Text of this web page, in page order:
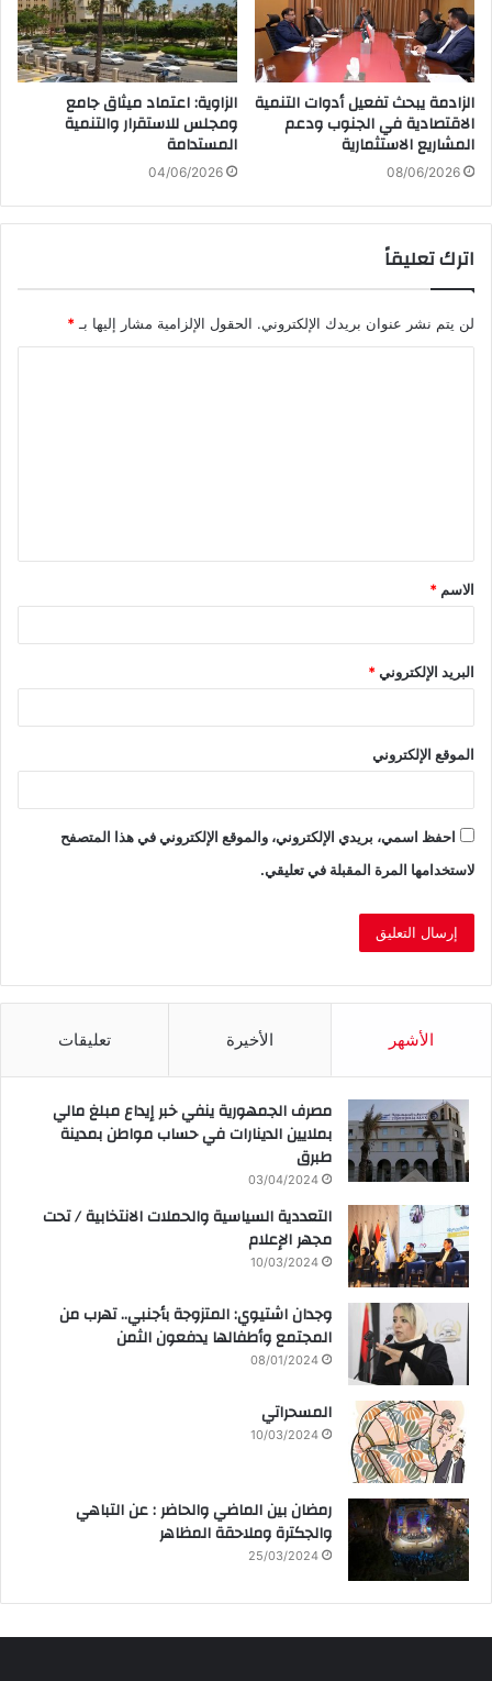
الزادمة يبحث تفعيل أدوات التنمية
الاقتصادية في الجنوب ودعم
المشاريع الاستثمارية
08/06/2026
الزاوية: اعتماد ميثاق جامع
ومجلس للاستقرار والتنمية
المستدامة
04/06/2026
اترك تعليقاً
لن يتم نشر عنوان بريدك الإلكتروني. الحقول الإلزامية مشار إليها بـ *
ق
*
الاسم *
البريد الإلكتروني*
الموقع الإلكتروني
احفظ اسمي، بريدي الإلكتروني، والموقع الإلكتروني في هذا المتصفح
لاستخدامها المرة المقبلة في تعليقي.
الأشهر الأخيرة تعليقات
مصرف الجمهورية ينفي خبر إيداع مبلغ مالي
بملايين الدينارات في حساب مواطن بمدينة
طبرق
03/04/2024
التعددية السياسية والحملات الانتخابية / تحت
مجهر الإعلام
10/03/2024
وجدان اشتيوي: المتزوجة بأجنبي.. تهرب من
المجتمع وأطفالها يدفعون الثمن
08/01/2024
المسحراتي
10/03/2024
رمضان بين الماضي والحاضر : عن التباهي
والجكترة وملاحقة المظاهر
25/03/2024